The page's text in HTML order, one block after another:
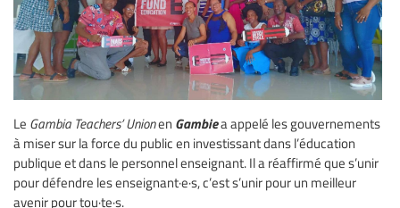
Le Gambia Teachers’ Unionen Gambiea appelé les gouvernements
à miser sur la force du public en investissant dans l’éducation
publique et dans le personnel enseignant. Il a réaffirmé que s’unir
pour défendre les enseignant·e·s, c’est s’unir pour un meilleur
avenir pour tou·te·s.